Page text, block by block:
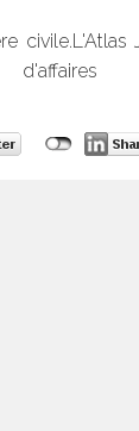
civile.L'Atlas